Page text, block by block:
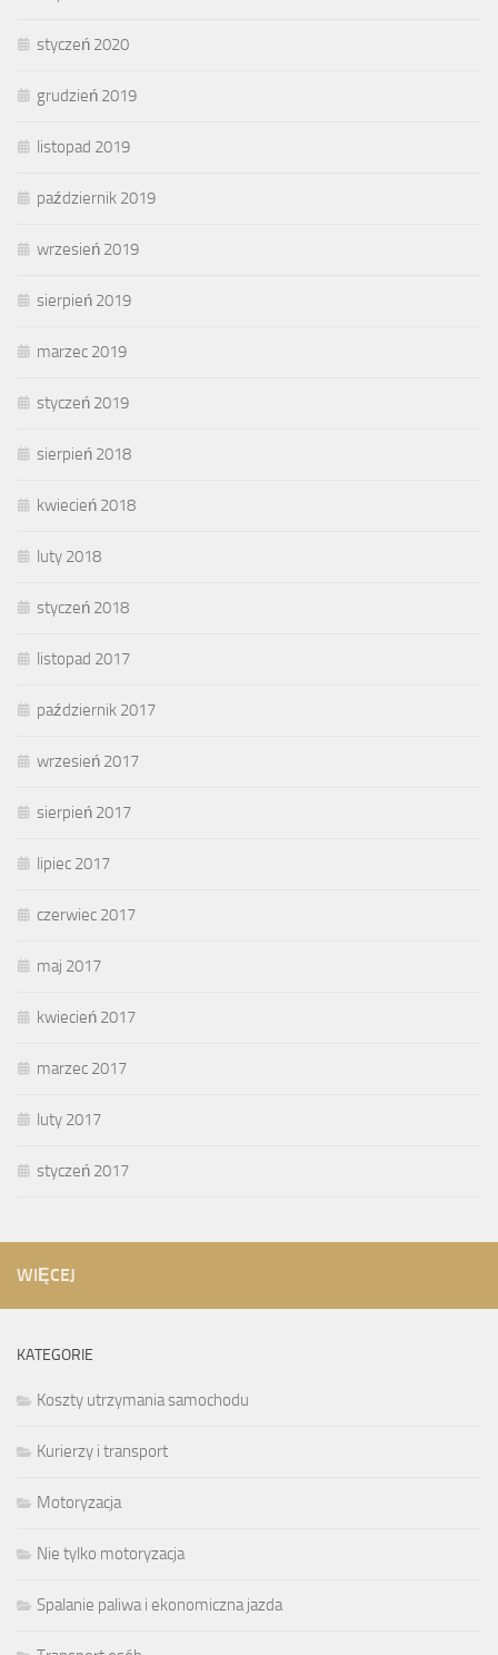
styczeń 2020
grudzień 2019
listopad 2019
październik 2019
wrzesień 2019
sierpień 2019
marzec 2019
styczeń 2019
sierpień 2018
kwiecień 2018
luty 2018
styczeń 2018
listopad 2017
październik 2017
wrzesień 2017
sierpień 2017
lipiec 2017
czerwiec 2017
maj 2017
kwiecień 2017
marzec 2017
luty 2017
styczeń 2017
WIĘCEJ
KATEGORIE
Koszty utrzymania samochodu
Kurierzy i transport
Motoryzacja
Nie tylko motoryzacja
Spalanie paliwa i ekonomiczna jazda